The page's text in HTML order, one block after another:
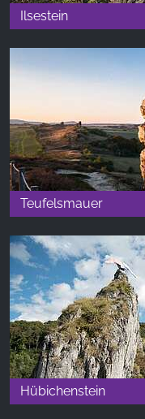
Ilsestein
Teufelsmauer
Hübichenstein